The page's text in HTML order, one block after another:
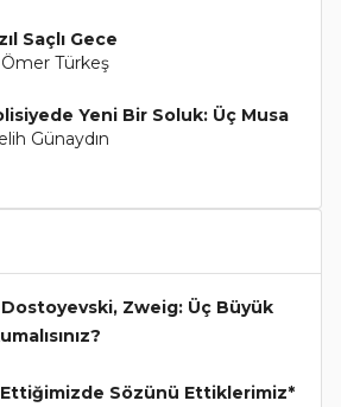
Saçlı Gece
Türkeş
Yeni Bir Soluk: Üç Musa
Günaydın
Zweig: Üç Büyük
Sözünü Ettiklerimiz*